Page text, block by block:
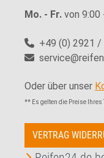
Mo. - Fr. von 9:00
+49 (0) 2921 /
Oder über unser
** Es gelten die Preise Ihres
VERTRAG